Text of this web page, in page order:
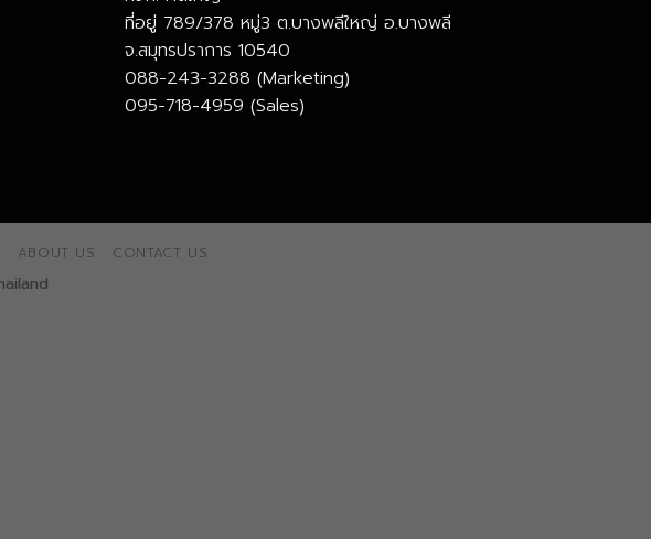
ที่อยู่ 789/378 หมู่3 ต.บางพลีใหญ่ อ.บางพลี
จ.สมุทรปราการ 10540
088-243-3288 (Marketing)
095-718-4959 (Sales)
ABOUT US CONTACT US